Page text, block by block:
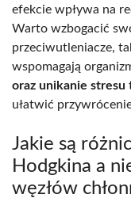
efekcie wpływa na
Warto wzbogacić
przeciwutleniacze,
wspomagają
oraz unikanie stresu
ułatwić
Jakie są
Hodgkina a
węzłów